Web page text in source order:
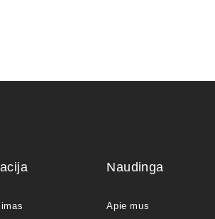
Naudinga
Apie mus